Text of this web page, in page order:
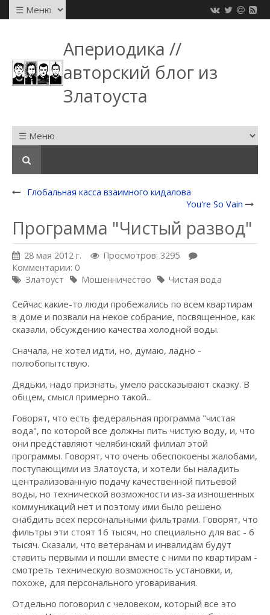
Апериодика //
авторский блог из
Златоуста
Глобальная касса взаимного кидалова
You're So Vain
Программа "Чистый развод"
28 мая 2012 г.
Просмотров: 3295
Комментарии: 0
Златоуст
Мошенничество Чистая вода
Сейчас какие-то люди пробежались по всем квартирам
в доме и позвали на некое собрание, посвященное, как
сказали, обсуждению качества холодной воды.
Сначала, не хотел идти, но, думаю, ладно -
полюбопытствую.
Дядьки, надо признать, умело рассказывают сказку. В
общем, смысл примерно такой...
Говорят, что есть федеральная программа "чистая
вода", по которой все должны пить чистую воду, и, что
они представляют челябинский филиал этой
программы. Говорят, что очень обеспокоены жалобами,
поступающими из Златоуста, и хотели бы наладить
централизованную подачу качественной питьевой
воды, но технической возможности из-за изношенных
коммуникаций нет и поэтому ими было решено
снабдить всех персональными фильтрами. Говорят, что
фильтры эти стоят 16 тысяч, но специально для вас - 6
тысяч. Сказали, что ветеранам и инвалидам будут
ставить первыми и пошли вместе с ними по квартирам -
смотреть техническую возможность установки, и,
похоже, для персонального уговаривания.
Отдельно поговорил с человеком, который все это